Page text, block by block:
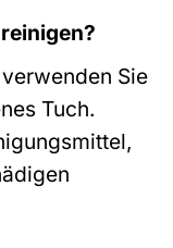
Sie
Tuch.